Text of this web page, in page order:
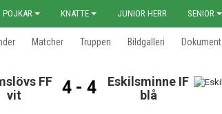
POJKAR KNATTE JUNIOR HERR SENIOR
Matcher Truppen Bildgalleri Dokument
FF
vit
4 - 4
Eskilsminne IF
blå